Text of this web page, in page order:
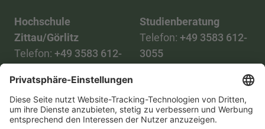
Hochschule
Zittau/Görlitz
Telefon: +49 3583 612-
Mail:info(at)hszg.de
Studienberatung
Telefon: +49 3583 612-
3055
Mail:
stud.info(at)hszg.de